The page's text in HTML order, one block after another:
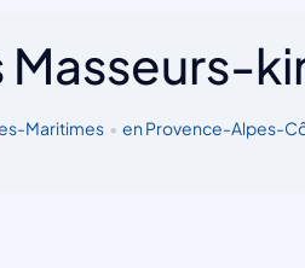
Maritimes • en Provence-Alpes-